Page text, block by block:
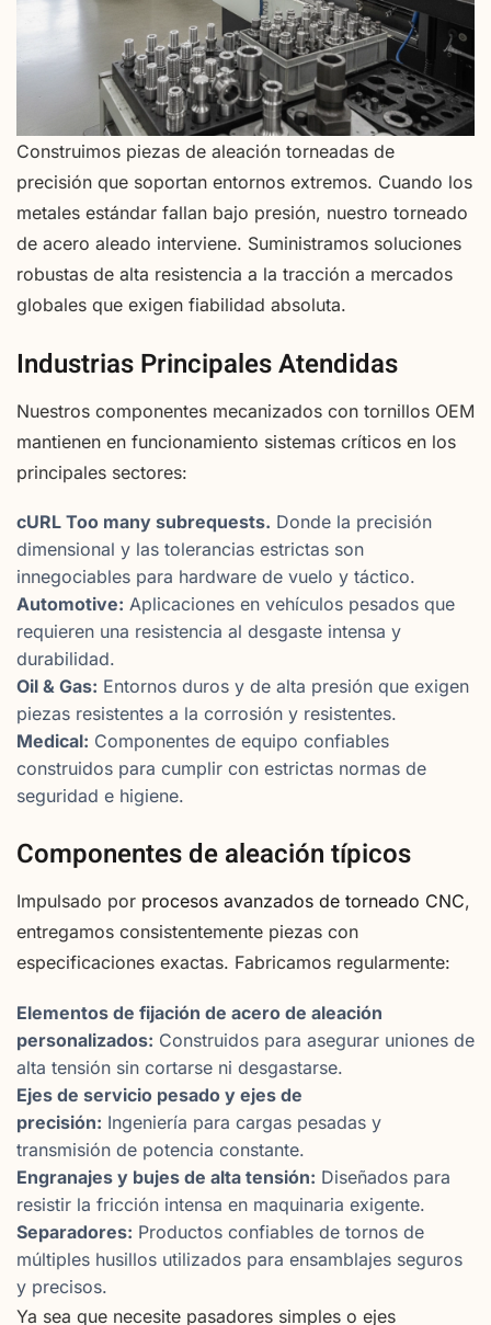
Construimos piezas de aleación torneadas de
precisión que soportan entornos extremos. Cuando los
metales estándar fallan bajo presión, nuestro torneado
de acero aleado interviene. Suministramos soluciones
robustas de alta resistencia a la tracción a mercados
globales que exigen fiabilidad absoluta.
Industrias Principales Atendidas
Nuestros componentes mecanizados con tornillos OEM
mantienen en funcionamiento sistemas críticos en los
principales sectores:
cURL Too many subrequests. Donde la precisión
dimensional y las tolerancias estrictas son
innegociables para hardware de vuelo y táctico.
Automotive: Aplicaciones en vehículos pesados que
requieren una resistencia al desgaste intensa y
durabilidad.
Oil & Gas: Entornos duros y de alta presión que exigen
piezas resistentes a la corrosión y resistentes.
Medical: Componentes de equipo confiables
construidos para cumplir con estrictas normas de
seguridad e higiene.
Componentes de aleación típicos
Impulsado por procesos avanzados de torneado CNC,
entregamos consistentemente piezas con
especificaciones exactas. Fabricamos regularmente:
Elementos de fijación de acero de aleación
personalizados: Construidos para asegurar uniones de
alta tensión sin cortarse ni desgastarse.
Ejes de servicio pesado y ejes de
precisión: Ingeniería para cargas pesadas y
transmisión de potencia constante.
Engranajes y bujes de alta tensión: Diseñados para
resistir la fricción intensa en maquinaria exigente.
Separadores: Productos confiables de tornos de
múltiples husillos utilizados para ensamblajes seguros
y precisos.
Ya sea que necesite pasadores simples o ejes